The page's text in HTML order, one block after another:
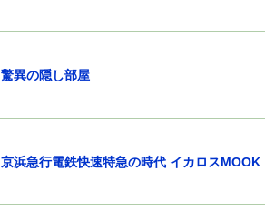
驚異の隠し部屋
京浜急行電鉄快速特急の時代 イカロスMOOK